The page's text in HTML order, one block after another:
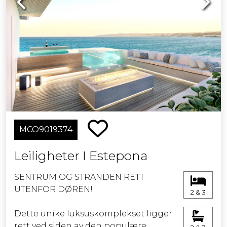
MCO9019374
Leiligheter I Estepona
SENTRUM OG STRANDEN RETT
UTENFOR DØREN!
Dette unike luksuskomplekset ligger
2 & 3